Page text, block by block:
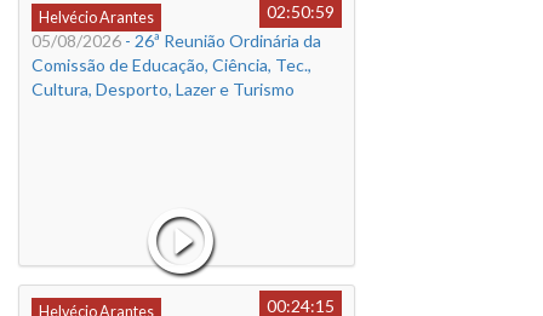
Helvécio Arantes
02:50:59
05/08/2026 - 26ª Reunião Ordinária da
Comissão de Educação, Ciência, Tec.,
Cultura, Desporto, Lazer e Turismo
Helvécio Arantes
00:24:15